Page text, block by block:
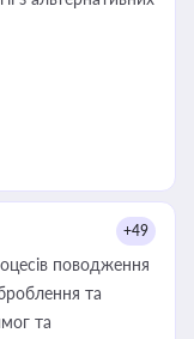
+49
поводження
та
та